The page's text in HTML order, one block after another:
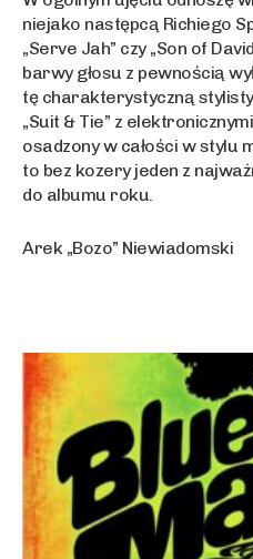
niejako następcą Richiego
„Serve Jah” czy „Son of
barwy głosu z pewnością
tę charakterystyczną
„Suit & Tie” z
osadzony w całości w stylu
to bez kozery jeden z
do albumu roku.
Arek „Bozo” Niewiadomski